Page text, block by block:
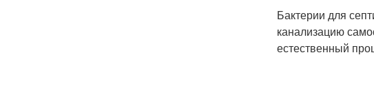
Бактерии для
канализацию
естественный